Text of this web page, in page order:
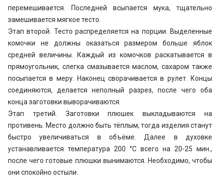
перемешивается. Последней всыпается мука, тщательно
замешивается мягкое тесто.
Этап второй. Тесто распределяется на порции. Выделенные
комочки не должны оказаться размером больше яблок
средней величины. Каждый из комочков раскатывается в
прямоугольник, слегка смазывается маслом, сахаром также
посыпается в меру. Наконец сворачивается в рулет. Концы
соединяются, делается неполный разрез, после чего оба
конца заготовки выворачиваются.
Этап третий. Заготовки плюшек выкладываются на
противень. Место должно быть тёплым, тогда изделия станут
быстро увеличиваться в объёме. Далее в духовке
устанавливается температура 200 °C всего на 20-25 мин.,
после чего готовые плюшки вынимаются. Необходимо, чтобы
они спокойно остыли.